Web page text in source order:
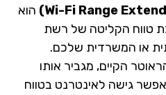
הוא
טווח הקליטה של רשת
או המשרדית שלכם.
הקיים, מגביר אותו
גישה לאינטרנט בטווח